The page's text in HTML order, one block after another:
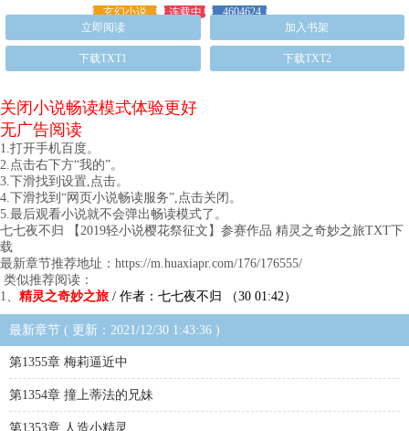
玄幻小说 连载中
4604624
立即阅读
加入书架
下载TXT1 下载TXT2
关闭小说畅读模式体验更好
无广告阅读
1.打开手机百度。
2.点击右下方“我的”。
3.下滑找到设置,点击。
4.下滑找到“网页小说畅读服务”,点击关闭。
5.最后观看小说就不会弹出畅读模式了。
七七夜不归 【2019轻小说樱花祭征文】参赛作品 精灵之奇妙之旅TXT下
载
最新章节推荐地址：https://m.huaxiapr.com/176/176555/
类似推荐阅读：
1、 精灵之奇妙之旅 / 作者：七七夜不归 （30 01:42）
最新章节 ( 更新：2021/12/30 1:43:36 )
第1355章 梅莉逼近中
第1354章 撞上蒂法的兄妹
第1353章 人造小精灵